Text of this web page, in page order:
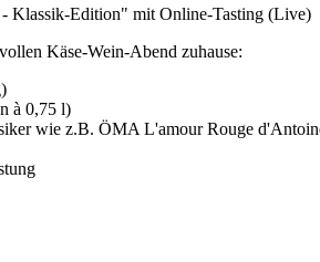
Klassik-Edition" mit Online-Tasting (Live)
Käse-Wein-Abend zuhause:
à 0,75 l)
wie z.B. ÖMA L'amour Rouge